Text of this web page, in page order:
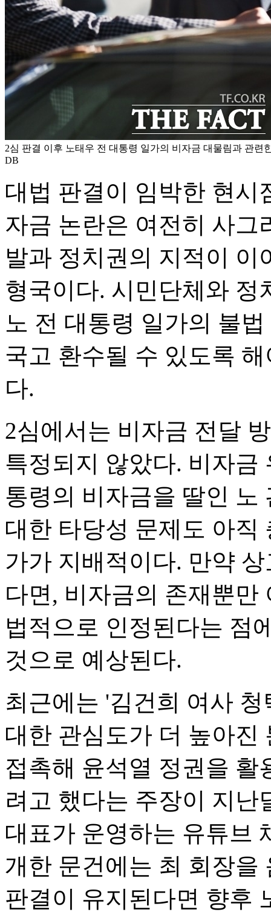
2심 판결 이후 노태우 전 대통령 일가의 비자금 대물림과 관련
DB
대법 판결이 임박한 현시
자금 논란은 여전히 사그
발과 정치권의 지적이
형국이다. 시민단체와 정
노 전 대통령 일가의 불
국고 환수될 수 있도록
다.
2심에서는 비자금 전달
특정되지 않았다. 비자금
통령의 비자금을 딸인 노
대한 타당성 문제도 아직
가가 지배적이다. 만약
다면, 비자금의 존재뿐만
법적으로 인정된다는 점
것으로 예상된다.
최근에는 '김건희 여사
대한 관심도가 더 높아진
접촉해 윤석열 정권을 활
려고 했다는 주장이 지난
대표가 운영하는 유튜브
개한 문건에는 최 회장을
판결이 유지된다면 향후